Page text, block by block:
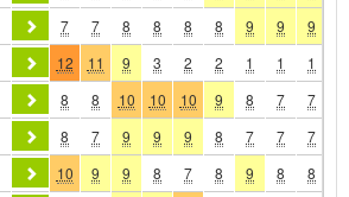
7 7 8 8 8 8 9 9 9
12 11 9 3 2 2 1 1 1
8 8 10 10 10 9 8 7 7
8 7 9 9 9 8 7 7 7
10 9 9 8 7 8 9 8 8